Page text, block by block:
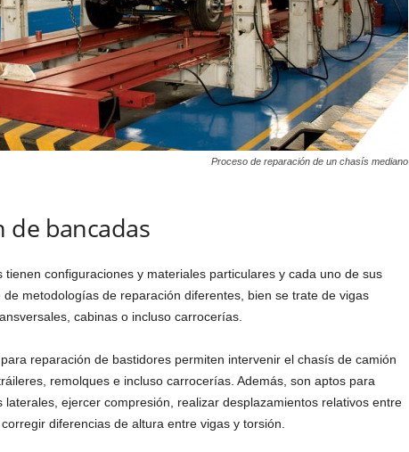
Proceso de reparación de un chasís mediano
de bancadas
tienen configuraciones y materiales particulares y cada uno de sus
metodologías de reparación diferentes, bien se trate de vigas
cabinas o incluso carrocerías.
reparación de bastidores permiten intervenir el chasís de camión
remolques e incluso carrocerías. Además, son aptos para
laterales, ejercer compresión, realizar desplazamientos relativos entre
diferencias de altura entre vigas y torsión.